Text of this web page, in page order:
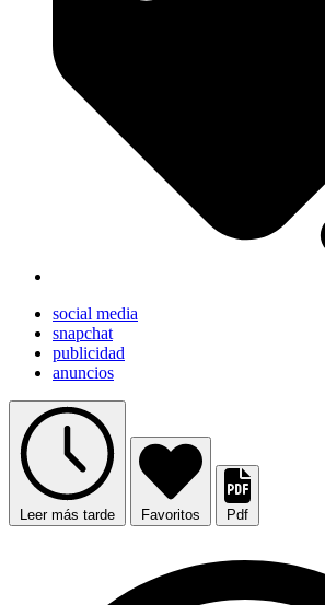
social media
snapchat
publicidad
anuncios
Leer más tarde Favoritos Pdf